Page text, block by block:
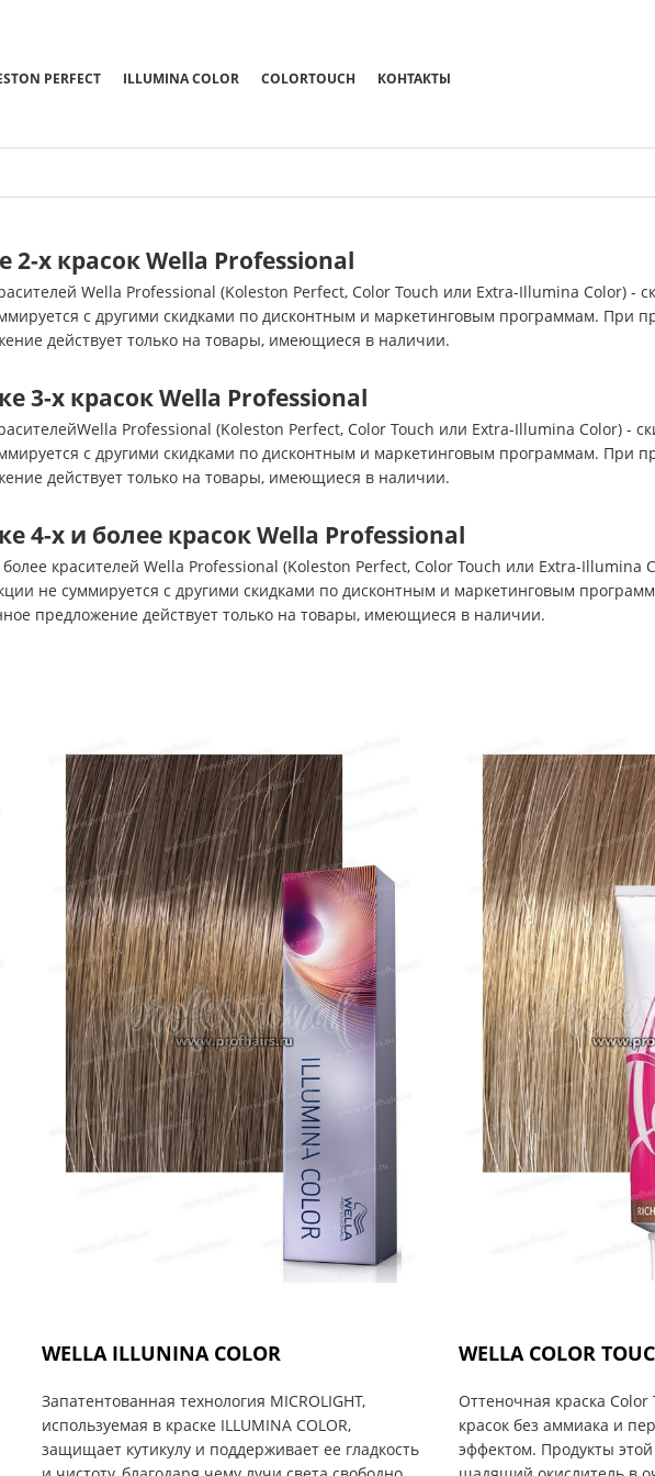
PERFECT ILLUMINA COLOR COLORTOUCH КОНТАКТЫ
2-х красок Wella Professional
Wella Professional (Koleston Perfect, Color Touch или Extra-Illumina Color) -
с другими скидками по дисконтным и маркетинговым программам. При
действует только на товары, имеющиеся в наличии.
3-х красок Wella Professional
Professional (Koleston Perfect, Color Touch или Extra-Illumina Color) -
с другими скидками по дисконтным и маркетинговым программам. При
действует только на товары, имеющиеся в наличии.
4-х и более красок Wella Professional
красителей Wella Professional (Koleston Perfect, Color Touch или Extra-Illumina
не суммируется с другими скидками по дисконтным и маркетинговым
предложение действует только на товары, имеющиеся в наличии.
WELLA ILLUNINA COLOR
Запатентованная технология MICROLIGHT,
используемая в краске ILLUMINA COLOR,
защищает кутикулу и поддерживает ее гладкость
WELLA COLOR
Оттеночная краска
красок без аммиака и
эффектом. Продукты